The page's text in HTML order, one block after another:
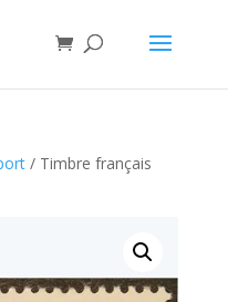
/ Timbre français